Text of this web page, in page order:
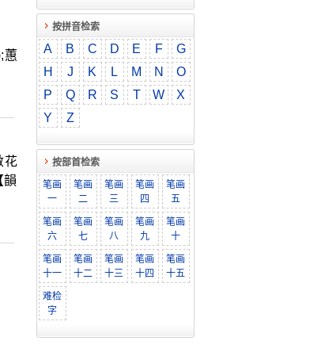
蕙
花
韻
按拼音检索
A B C D E F
G
H
J K L M N
O
P
Q R S T W
X
Y
Z
按部首检索
笔画
一
笔画
二
笔画
三
笔画
四
笔画
五
笔画
六
笔画
七
笔画
八
笔画
九
笔画
十
笔画
十一
笔画
十二
笔画
十三
笔画
十四
笔画
十五
难检
字